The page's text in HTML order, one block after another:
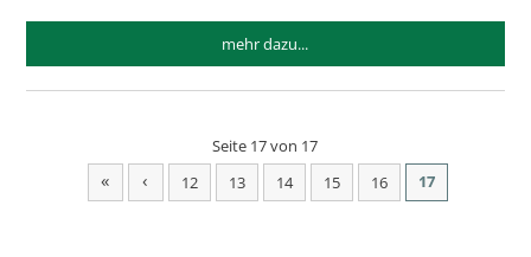
mehr dazu...
Seite 17 von 17
« ‹ 12 13 14 15 16 17